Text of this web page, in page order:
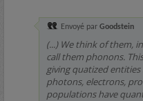
Envoyé par Goodstein
(...) We think of them,
call them phonons.
giving quatized
photons, electrons,
populations have